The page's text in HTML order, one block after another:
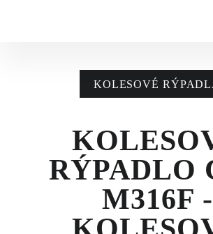
STROJE PRE
MALÁ MECHANIZÁCIA
ENERGETICKÉ
TRACTO
KOLESOVÉ
RÝPADLO
M316F -